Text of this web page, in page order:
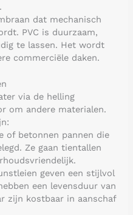
dat mechanisch
PVC is duurzaam,
te lassen. Het wordt
commerciële daken.
via de helling
om andere materialen.
of betonnen pannen die
Ze gaan tientallen
geven een stijlvol
een levensduur van
zijn kostbaar in aanschaf